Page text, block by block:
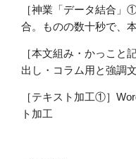
［神業「データ結合
合。ものの数十秒で、
［本文組み・かっこ
出し・コラム用と強調文
［テキスト加工①］
ト加工